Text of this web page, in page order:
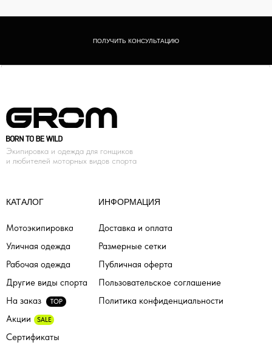
ПОЛУЧИТЬ КОНСУЛЬТАЦИЮ
КАТАЛОГ
Мотоэкипировка
Уличная одежда
Рабочая одежда
На заказ TOP
ИНФОРМАЦИЯ
Доставка и оплата
Размерные сетки
Публичная оферта
Пользовательское соглашение
Акции SALE
Экипировка и одежда для гонщиков
и любителей моторных видов спорта
Политика конфиденциальности
Сертификаты
Другие виды спорта